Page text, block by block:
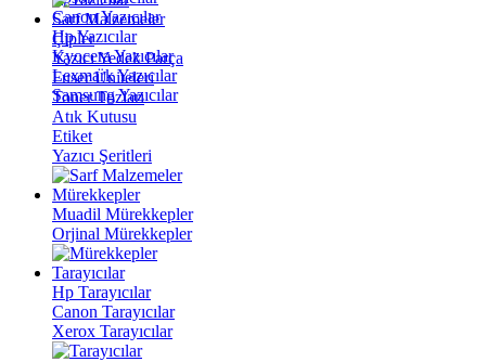
Canon Yazıcılar
Hp Yazıcılar
Kyocera Yazıcılar
Lexmark Yazıcılar
Samsung Yazıcılar
Sarf Malzemeler
Çipler
Yazıcı Yedek Parça
Fuser Üniteleri
Toner Tozları
Atık Kutusu
Etiket
Yazıcı Şeritleri
Mürekkepler
Muadil Mürekkepler
Orjinal Mürekkepler
Tarayıcılar
Hp Tarayıcılar
Canon Tarayıcılar
Xerox Tarayıcılar